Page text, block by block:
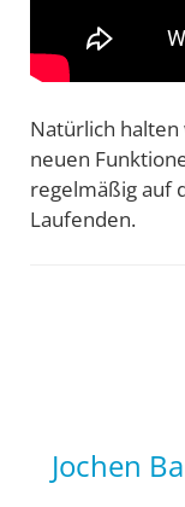
Natürlich
neuen
regelmäßig auf
Laufenden.
Jochen